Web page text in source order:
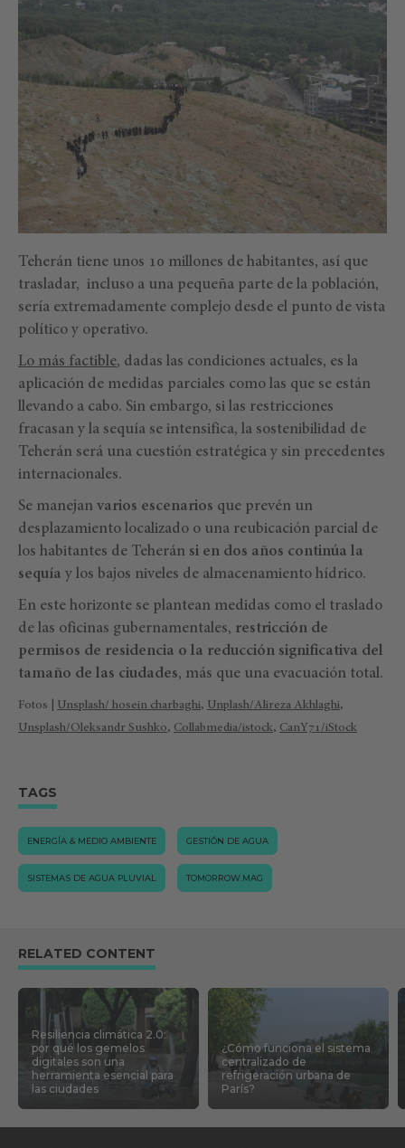
Teherán tiene unos 10 millones de habitantes, así que
trasladar, incluso a una pequeña parte de la población,
sería extremadamente complejo desde el punto de vista
político y operativo.
Lo más factible, dadas las condiciones actuales, es la
aplicación de medidas parciales como las que se están
llevando a cabo. Sin embargo, si las restricciones
fracasan y la sequía se intensifica, la sostenibilidad de
Teherán será una cuestión estratégica y sin precedentes
internacionales.
Se manejan varios escenarios que prevén un
desplazamiento localizado o una reubicación parcial de
los habitantes de Teherán si en dos años continúa la
sequía y los bajos niveles de almacenamiento hídrico.
En este horizonte se plantean medidas como el traslado
de las oficinas gubernamentales, restricción de
permisos de residencia o la reducción significativa del
tamaño de las ciudades, más que una evacuación total.
Fotos | Unsplash/ hosein charbaghi, Unplash/Alireza Akhlaghi,
Unsplash/Oleksandr Sushko, Collabmedia/istock, CanY71/iStock
TAGS
ENERGÍA & MEDIO AMBIENTE GESTIÓN DE AGUA
SISTEMAS DE AGUA PLUVIAL TOMORROW.MAG
RELATED CONTENT
Resiliencia climática 2.0:
por qué los gemelos
digitales son una
herramienta esencial para
las ciudades
¿Cómo funciona el sistema
centralizado de
refrigeración urbana de
París?